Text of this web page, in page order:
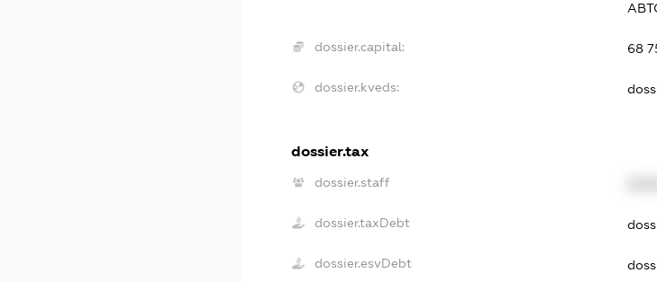
dossier.capital: 68
dossier.kveds:
dossier.tax
dossier.staff
dossier.taxDebt
dossier.esvDebt